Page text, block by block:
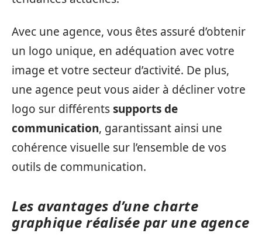
Avec une agence, vous êtes assuré d’obtenir
un logo unique, en adéquation avec votre
image et votre secteur d’activité. De plus,
une agence peut vous aider à décliner votre
logo sur différentssupports de
communication, garantissant ainsi une
cohérence visuelle sur l’ensemble de vos
outils de communication.
Les avantages d’une charte
graphique réalisée par une agence